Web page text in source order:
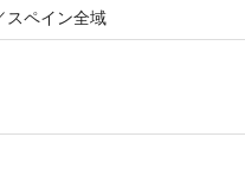
スペイン全域